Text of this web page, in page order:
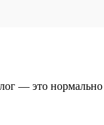
— это